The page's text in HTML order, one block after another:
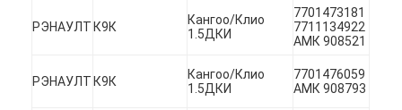
РЭНАУЛТ К9К
Кангоо/Клио
1.5ДКИ
7701473181
7711134922
АМК 908521
РЭНАУЛТ К9К
Кангоо/Клио
1.5ДКИ
7701476059
АМК 908793